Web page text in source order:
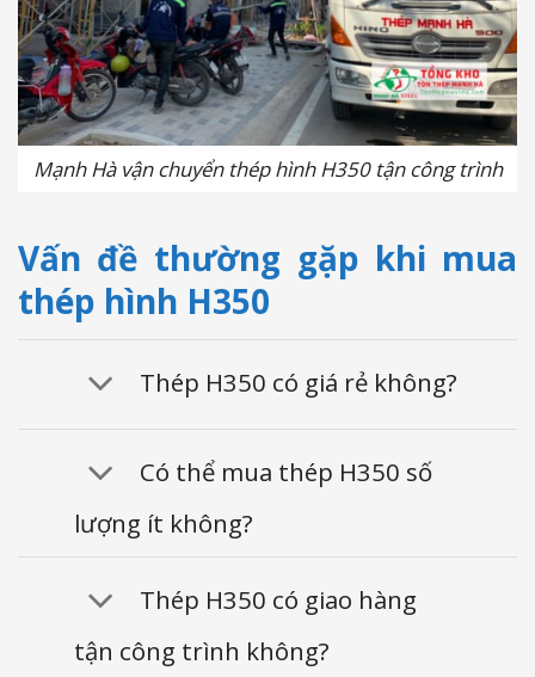
Mạnh Hà vận chuyển thép hình H350 tận công trình
Vấn đề thường gặp khi mua
thép hình H350
Thép H350 có giá rẻ không?
Có thể mua thép H350 số
lượng ít không?
Thép H350 có giao hàng
tận công trình không?